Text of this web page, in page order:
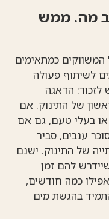
מה. ממש
כמתאימים
לשיתוף פעולה
לזכור: הדאגה
של התינוק. אם
בעלי טעם, גם אם
ענבים, סביר
של התינוק. ישנם
להם זמן
כמה חודשים,
בהגשת מים